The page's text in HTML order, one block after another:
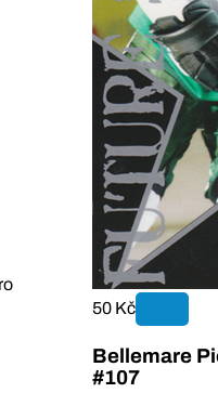
50 Kč
Bellemare
#107